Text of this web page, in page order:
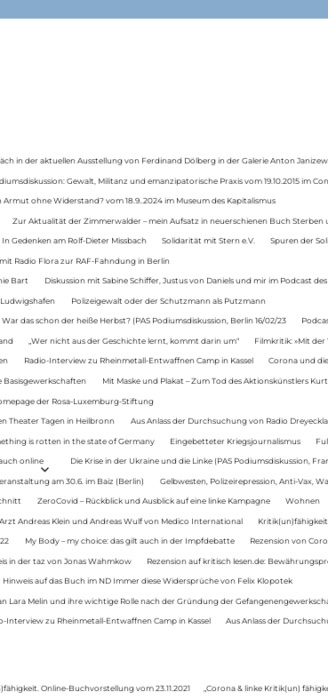
in der aktuellen Ausstellung von Ferdinand Dölberg in der Galerie Anton
Gewalt, Militanz und emanzipatorische Praxis vom 19.10.2015 im
ohne Widerstand? vom 18.9..2024 im Museum des Kapitalismus
Zur Aktualität der Zimmerwalder – mein Aufsatz in neuerschienen Buch Sterben
In Gedenken am Rolf-Dieter Missbach Solidarität mit Stern e.V. Spuren der
Radio Flora zur RAF-Fahndung in Berlin
Bart Diskussion mit Sabine Schiffer, Justus von Daniels und mir im Podcast
Polizeigewalt oder der Schutzmann als Putzmann
War das schon der heiße Herbst? (PAS Podiumsdiskussion, Berlin 16/02/23
„Wer nicht aus der Geschichte lernt, kommt darin um“ Filmkritik: »Mit der
Radio-Interview zu Rheinmetall-Entwaffnen Camp in Kassel Corona und
Basisgewerkschaften Mit Maske und Plakat – Zum Tod des Aktionskünstlers
der Rosa-Luxemburg-Stiftung
Theater Tagen in Heilbronn Aus Anlass der Durchsuchung von Radio
is rotten in the state of Germany Eingebetteter Kriegsjournalismus
online Die Krise in der Ukraine und die Linke (PAS Podiumsdiskussion,
am 30.6. im Baiz (Berlin) Gelbwesten, Polizeirepression, Anti-Vax,
ZeroCovid – Rückblick und Ausblick auf eine linke Kampagne Wohnen
Andreas Klein und Andreas Wulf von Medico International Kritik(un)fähigkeit
My Body – my choice: das gilt auch in der Impfdebatte Rezension von
in der taz von Jonas Wahmkow Rezension auf kritisch lesen.de:
Hinweis auf das Buch im ND Immer diese Widersprüche von Felix Klopotek
Lara Melin und ihre wichtige Rolle nach der Gründung der
Interview zu Rheinmetall-Entwaffnen Camp in Kassel Aus Anlass der
Online-Buchvorstellung vom 23.11.2021 „Corona & linke Kritik(un)